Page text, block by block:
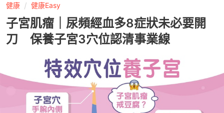
健康 健康Easy
子宮肌瘤｜尿頻經血多8症狀未必要開
刀 保養子宮3穴位認清事業線